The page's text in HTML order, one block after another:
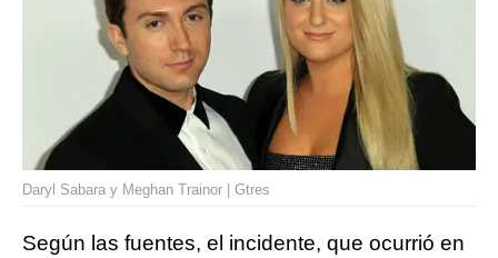
Daryl Sabara y Meghan Trainor | Gtres
Según las fuentes, el incidente, que ocurrió en